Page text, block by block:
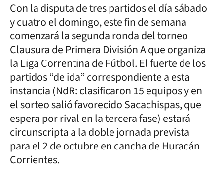
Con la disputa de tres partidos el día sábado
y cuatro el domingo, este fin de semana
comenzará la segunda ronda del torneo
Clausura de Primera División A que organiza
la Liga Correntina de Fútbol. El fuerte de los
partidos “de ida” correspondiente a esta
instancia (NdR: clasificaron 15 equipos y en
el sorteo salió favorecido Sacachispas, que
espera por rival en la tercera fase) estará
circunscripta a la doble jornada prevista
para el 2 de octubre en cancha de Huracán
Corrientes.